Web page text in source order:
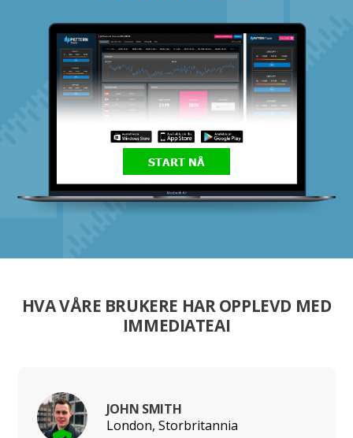
START NÅ
HVA VÅRE BRUKERE HAR OPPLEVD MED
IMMEDIATEAI
JOHN SMITH
London, Storbritannia